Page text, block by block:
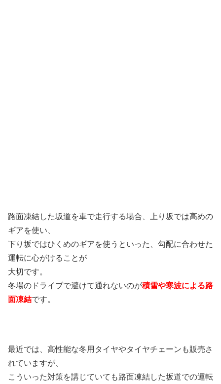
路面凍結した坂道を車で走行する場合、上り坂では高めの
ギアを使い、
下り坂ではひくめのギアを使うといった、勾配に合わせた
運転に心がけることが
大切です。
冬場のドライブで避けて通れないのが積雪や寒波による路
面凍結です。
最近では、高性能な冬用タイヤやタイヤチェーンも販売さ
れていますが、
こういった対策を講じていても路面凍結した坂道での運転